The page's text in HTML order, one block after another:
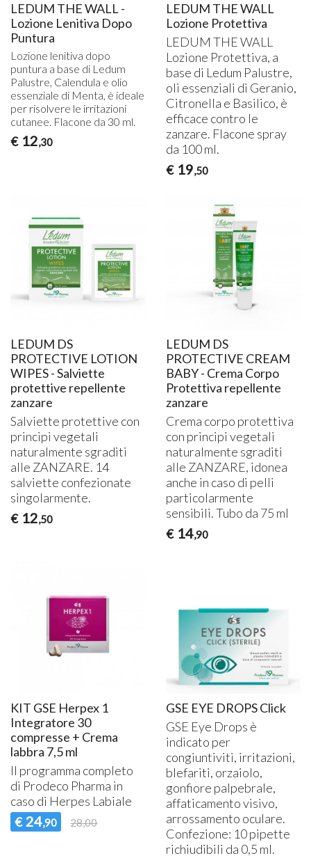
LEDUM THE WALL -
Lozione Lenitiva Dopo
Puntura
Lozione lenitiva dopo
puntura a base di Ledum
Palustre, Calendula e olio
essenziale di Menta, è ideale
per risolvere le irritazioni
cutanee. Flacone da 30 ml.
€ 12,30
LEDUM THE WALL
Lozione Protettiva
LEDUM THEWALL
Lozione Protettiva, a
base di Ledum Palustre,
oli essenziali di Geranio,
Citronella e Basilico, è
efficace contro le
zanzare. Flacone spray
da 100 ml.
€ 19,50
LEDUM DS
PROTECTIVE LOTION
WIPES - Salviette
protettive repellente
zanzare
Salviette protettive con
principi vegetali
naturalmente sgraditi
alle ZANZARE. 14
salviette confezionate
singolarmente.
€ 12,50
LEDUM DS
PROTECTIVE CREAM
BABY - Crema Corpo
Protettiva repellente
zanzare
Crema corpo protettiva
con principi vegetali
naturalmente sgraditi
alle ZANZARE, idonea
anche in caso di pelli
particolarmente
sensibili. Tubo da 75 ml
€ 14,90
KIT GSE Herpex 1
Integratore 30
compresse + Crema
labbra 7,5 ml
Il programma completo
di Prodeco Pharma in
caso di Herpes Labiale
€ 24,90 28,00
GSE EYE DROPS Click
GSE Eye Drops è
indicato per
congiuntiviti, irritazioni,
blefariti, orzaiolo,
gonfiore palpebrale,
affaticamento visivo,
arrossamento oculare.
Confezione: 10 pipette
richiudibili da 0,5 ml.